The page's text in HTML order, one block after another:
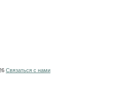
Связаться с нами